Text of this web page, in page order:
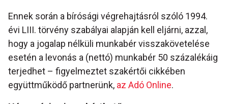
Ennek során a bírósági végrehajtásról szóló 1994.
évi LIII. törvény szabályai alapján kell eljárni, azzal,
hogy a jogalap nélküli munkabér visszakövetelése
esetén a levonás a (nettó) munkabér 50 százalékáig
terjedhet – figyelmeztet szakértői cikkében
együttműködő partnerünk, az Adó Online.